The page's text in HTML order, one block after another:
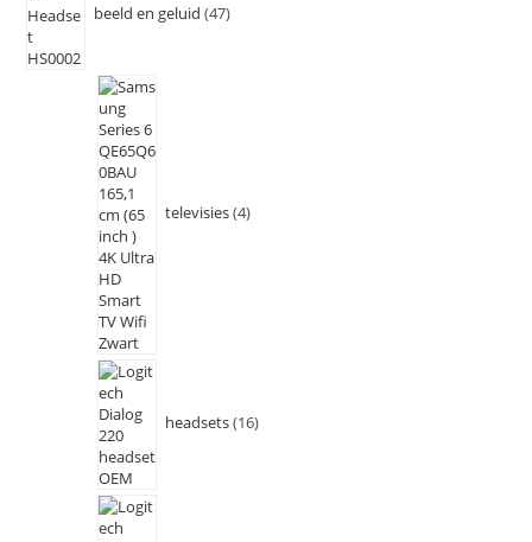
beeld en geluid 47
televisies 4
headsets 16